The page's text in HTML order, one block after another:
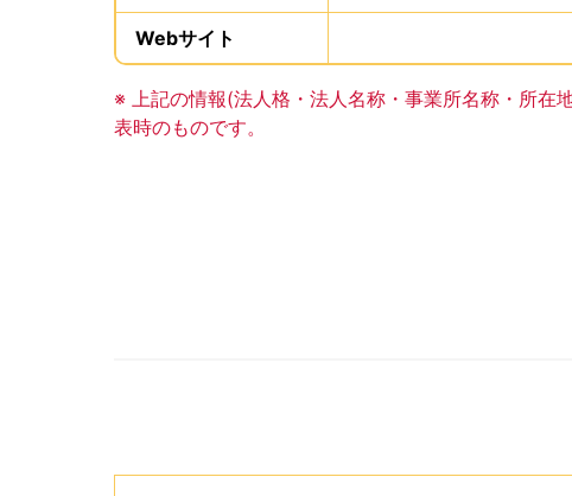
Webサイト
事業所の基礎データの読み上げは以上です。
※ 上記の情報(法人格・法人名称・事業所名称・所在
表時のものです。